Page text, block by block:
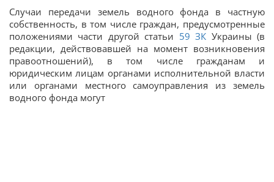
Случаи передачи земель водного фонда в частную
собственность, в том числе граждан, предусмотренные
положениями части другой статьи 59ЗК Украины (в
редакции, действовавшей на момент возникновения
правоотношений), в том числе гражданам и
юридическим лицам органами исполнительной власти
или органами местного самоуправления из земель
водного фонда могут